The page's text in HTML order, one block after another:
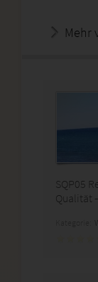
Mehr
SQP05
Qualität –